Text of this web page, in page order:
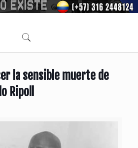
la sensible muerte de
Ripoll